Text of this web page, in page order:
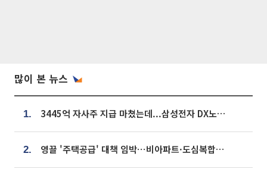
많이 본 뉴스
1. 3445억 자사주 지급 마쳤는데...삼성전자 DX노조, 뒤늦은 '떼쓰기 집회'
2. 영끌 '주택공급' 대책 임박⋯비아파트·도심복합까지 총동원